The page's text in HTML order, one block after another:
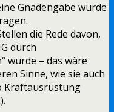
Gnadengabe wurde
die Rede davon,
durch
wurde – das wäre
Sinne, wie sie auch
Kraftausrüstung